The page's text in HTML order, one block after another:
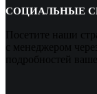
СОЦИАЛЬНЫЕ
Посетите наши
с менеджером
подробностей